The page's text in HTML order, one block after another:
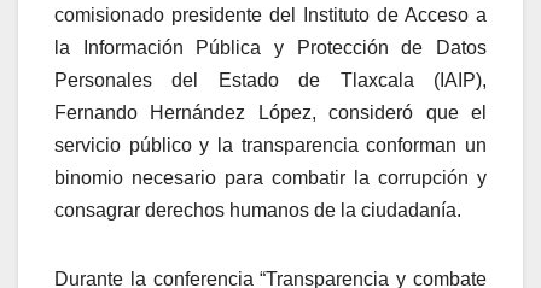
comisionado presidente del Instituto de Acceso a
la Información Pública y Protección de Datos
Personales del Estado de Tlaxcala (IAIP),
Fernando Hernández López, consideró que el
servicio público y la transparencia conforman un
binomio necesario para combatir la corrupción y
consagrar derechos humanos de la ciudadanía.
Durante la conferencia “Transparencia y combate